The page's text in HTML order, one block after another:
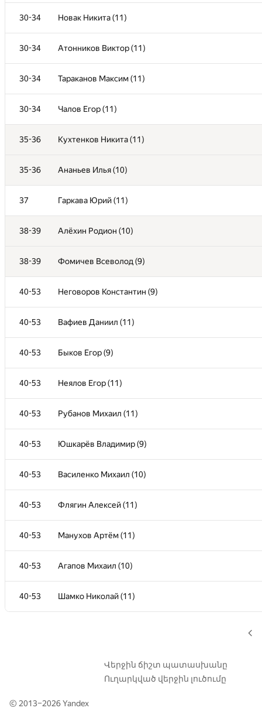
30-34 Новак Никита (11)
30-34 Атонников Виктор (11)
30-34 Тараканов Максим (11)
30-34 Чалов Егор (11)
35-36 Кухтенков Никита (11)
35-36 Ананьев Илья (10)
37 Гаркава Юрий (11)
38-39 Алёхин Родион (10)
38-39 Фомичев Всеволод (9)
40-53 Неговоров Константин (9)
40-53 Вафиев Даниил (11)
40-53 Быков Егор (9)
40-53 Неялов Егор (11)
40-53 Рубанов Михаил (11)
40-53 Юшкарёв Владимир (9)
40-53 Василенко Михаил (10)
40-53 Флягин Алексей (11)
40-53 Манухов Артём (11)
40-53 Агапов Михаил (10)
40-53 Шамко Николай (11)
10-21 Балюк Иван (10)
10-21 Агафонов Михаил (10)
10-21 Голубин Андрей (11)
10-21 Корнеев Игорь (11)
10-21 Якунин Никита (11)
10-21 Ларютин Иван (11)
10-21 Ивакин Андрей (10)
10-21 Михеев Демьян (11)
22-29 Шишкин Илья (10)
22-29 Халаим Дмитрий (11)
22-29 Волков Максим (10)
22-29 Захаров Денис (11)
22-29 Бердников Дмитрий (11)
22-29 Геращенков Степан (10)
22-29 Нагирный Глеб (9)
22-29 Савран Андрей (11)
30-34 Андрейкин Андрей (10)
30-34 Новак Никита (11)
30-34 Атонников Виктор (11)
30-34 Тараканов Максим (11)
Ананьев Илья (10)
Վերջին ճիշտ պատասխանը
Ուղարկված վերջին լուծումը
© 2013–2026Yandex